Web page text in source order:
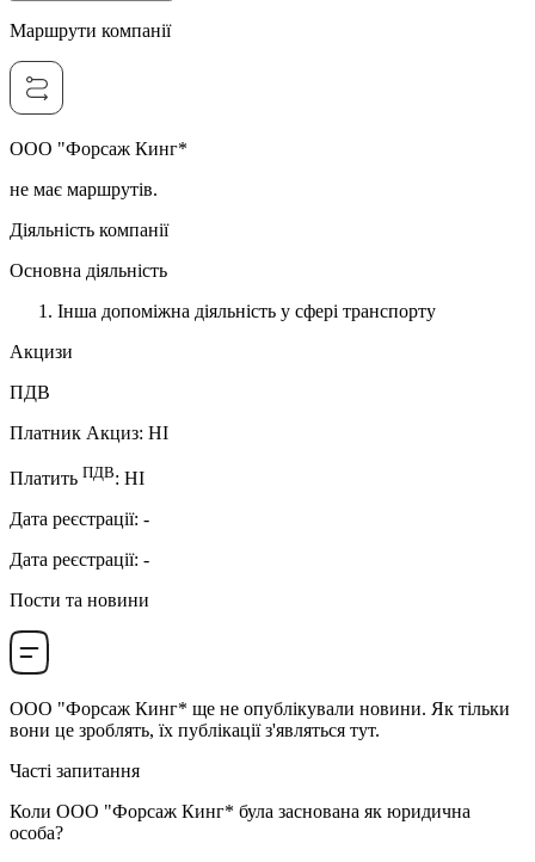
Маршрути компанії
ООО "Форсаж Кинг*
не має маршрутів.
Діяльність компанії
Основна діяльність
Інша допоміжна діяльність у сфері транспорту
Акцизи
ПДВ
Платник Акциз: НI
Платить ПДВ: НI
Дата реєстрації: -
Дата реєстрації: -
Пости та новини
ООО "Форсаж Кинг* ще не опублікували новини. Як тільки
вони це зроблять, їх публікації з'являться тут.
Часті запитання
Коли ООО "Форсаж Кинг* була заснована як юридична
особа?